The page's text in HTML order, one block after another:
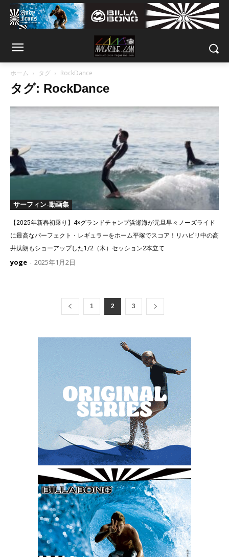
ホーム タグ RockDance
タグ: RockDance
サーフィン-動画集
【2025年新春初乗り】4×グランドチャンプ浜瀬海が元旦早々ノーズライド
に最高なパーフェクト・レギュラーをホーム平塚でスコア！リハビリ中の高
井汰朗もショーアップした1/2（木）セッション2本立て
yoge - 2025年1月2日
1 2 3